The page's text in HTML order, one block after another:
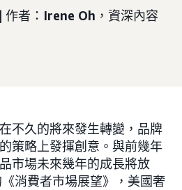
者： Irene Oh ，資深內容
不久的將來發生轉變，品牌
策略上發揮創意。與前幾年
市場未來幾年的成長將放
消費者市場展望》，美國奢